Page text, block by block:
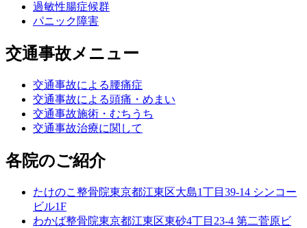
過敏性腸症候群
パニック障害
交通事故メニュー
交通事故による腰痛症
交通事故による頭痛・めまい
交通事故施術・むちうち
交通事故治療に関して
各院のご紹介
たけのこ整骨院東京都江東区大島1丁目39-14 シンコー
ビル1F
わかば整骨院東京都江東区東砂4丁目23-4 第二菅原ビ